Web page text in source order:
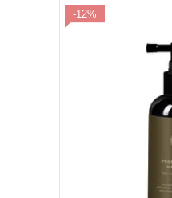
-12%